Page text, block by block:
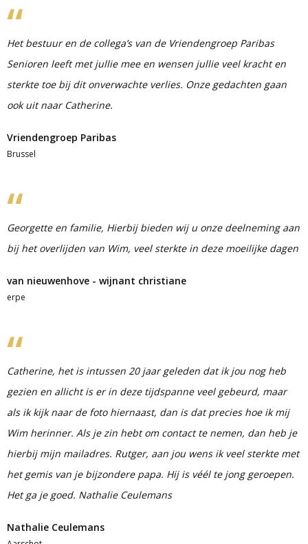
Het bestuur en de collega’s van de Vriendengroep Paribas
Senioren leeft met jullie mee en wensen jullie veel kracht en
sterkte toe bij dit onverwachte verlies. Onze gedachten gaan
ook uit naar Catherine.
Vriendengroep Paribas
Brussel
Georgette en familie, Hierbij bieden wij u onze deelneming aan
bij het overlijden van Wim, veel sterkte in deze moeilijke dagen
van nieuwenhove - wijnant christiane
erpe
Catherine, het is intussen 20 jaar geleden dat ik jou nog heb
gezien en allicht is er in deze tijdspanne veel gebeurd, maar
als ik kijk naar de foto hiernaast, dan is dat precies hoe ik mij
Wim herinner. Als je zin hebt om contact te nemen, dan heb je
hierbij mijn mailadres. Rutger, aan jou wens ik veel sterkte met
het gemis van je bijzondere papa. Hij is véél te jong geroepen.
Het ga je goed. Nathalie Ceulemans
Nathalie Ceulemans